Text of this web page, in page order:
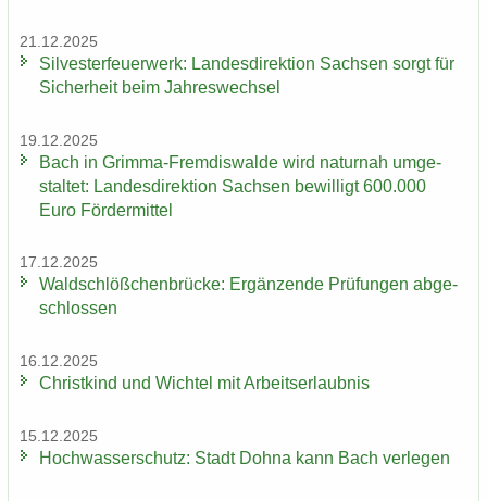
21.12.2025
Sil­ves­ter­feu­er­werk: Lan­des­di­rek­ti­on Sach­sen sorgt für
Si­cher­heit beim Jah­res­wech­sel
19.12.2025
Bach in Grimma-​Fremdiswalde wird na­tur­nah um­ge­
stal­tet: Lan­des­di­rek­ti­on Sach­sen be­wil­ligt 600.000
Euro För­der­mit­tel
17.12.2025
Wald­schlöß­chen­brü­cke: Er­gän­zen­de Prü­fun­gen ab­ge­
schlos­sen
16.12.2025
Christ­kind und Wich­tel mit Ar­beits­er­laub­nis
15.12.2025
Hoch­was­ser­schutz: Stadt Dohna kann Bach ver­le­gen